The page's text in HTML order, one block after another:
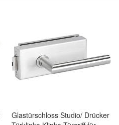
Glastürschloss Studio/ Drücker